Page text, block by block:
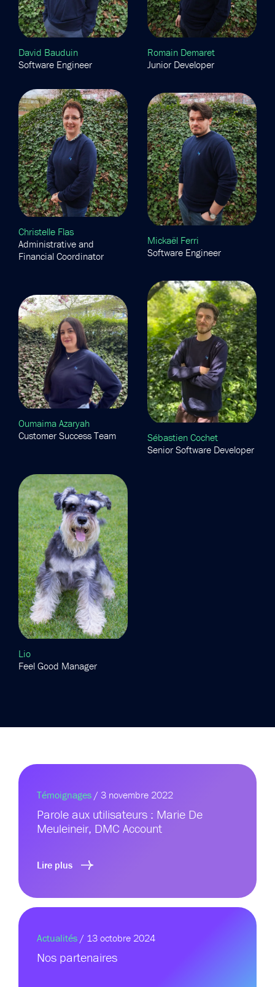
David Bauduin
Software Engineer
Romain Demaret
Junior Developer
Christelle Flas
Administrative and
Financial Coordinator
Mickaël Ferri
Software Engineer
Oumaima Azaryah
Customer Success Team
Sébastien Cochet
Senior Software Developer
Lio
Feel Good Manager
Témoignages / 3 novembre 2022
Parole aux utilisateurs : Marie De
Meuleineir, DMC Account
Lire plus
Actualités / 13 octobre 2024
Nos partenaires